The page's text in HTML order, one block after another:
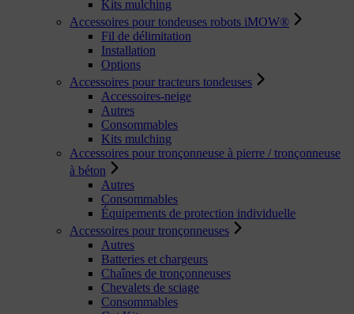
Kits mulching
Accessoires pour tondeuses robots iMOW®
Fil de délimitation
Installation
Options
Accessoires pour tracteurs tondeuses
Accessoires-neige
Autres
Consommables
Kits mulching
Accessoires pour tronçonneuse à pierre / tronçonneuse
à béton
Autres
Consommables
Équipements de protection individuelle
Accessoires pour tronçonneuses
Autres
Batteries et chargeurs
Chaînes de tronçonneuses
Chevalets de sciage
Consommables